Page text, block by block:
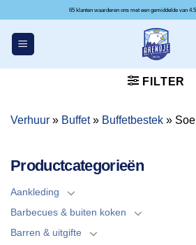
inhoud
65 klanten waarderen ons
FILTER
Verhuur » Buffet » Buffetbestek »
Productcategorieën
Aankleding
Barbecues & buiten koken
Barren & uitgifte